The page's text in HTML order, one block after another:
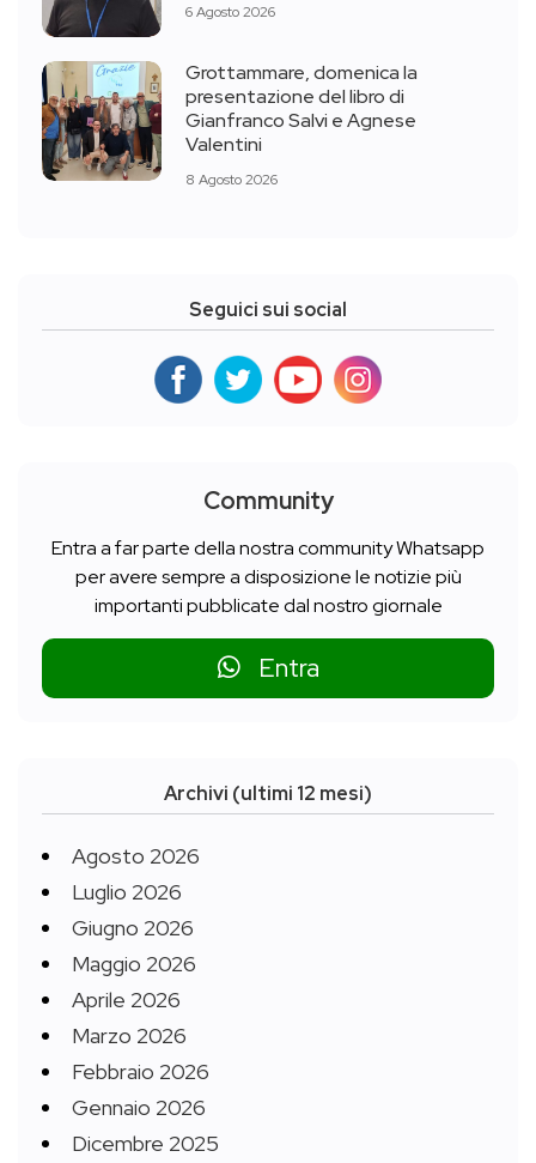
6 Agosto 2026
Grottammare, domenica la
presentazione del libro di
Gianfranco Salvi e Agnese
Valentini
8 Agosto 2026
Seguici sui social
Community
Entra a far parte della nostra community Whatsapp
per avere sempre a disposizione le notizie più
importanti pubblicate dal nostro giornale
Entra
Archivi (ultimi 12 mesi)
Agosto 2026
Luglio 2026
Giugno 2026
Maggio 2026
Aprile 2026
Marzo 2026
Febbraio 2026
Gennaio 2026
Dicembre 2025